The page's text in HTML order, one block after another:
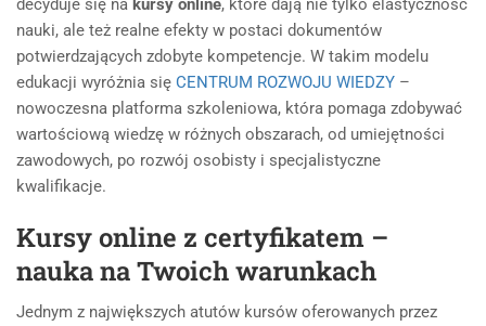
decyduje się na kursy online, które dają nie tylko elastyczność
nauki, ale też realne efekty w postaci dokumentów
potwierdzających zdobyte kompetencje. W takim modelu
edukacji wyróżnia się CENTRUM ROZWOJU WIEDZY –
nowoczesna platforma szkoleniowa, która pomaga zdobywać
wartościową wiedzę w różnych obszarach, od umiejętności
zawodowych, po rozwój osobisty i specjalistyczne
kwalifikacje.
Kursy online z certyfikatem –
nauka na Twoich warunkach
Jednym z największych atutów kursów oferowanych przez